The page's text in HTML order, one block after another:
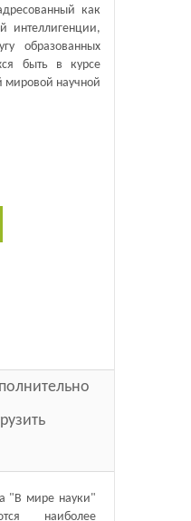
как
интеллигенции,
образованных
быть в курсе
мировой научной
"В мире науки"
наиболее